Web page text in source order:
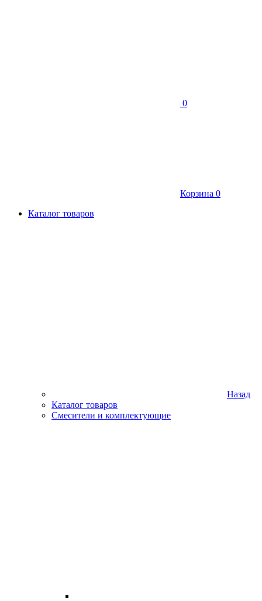
0
Корзина 0
Каталог товаров
Назад
Каталог товаров
Смесители и комплектующие